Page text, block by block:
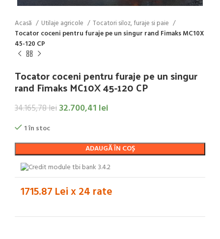
Acasă Utilaje agricole
Tocatori siloz, furaje si paie
Tocator coceni pentru furaje pe un singur rand Fimaks MC10X
45-120 CP
Tocator coceni pentru furaje pe un singur
rand Fimaks MC10X 45-120 CP
34.165,78lei32.700,41 lei
1 în stoc
ADAUGĂ ÎN COȘ
1715.87 Lei x 24 rate